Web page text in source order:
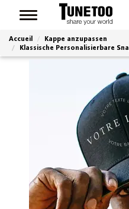
Accueil
Kappe anzupassen
Klassische Personalisierbare